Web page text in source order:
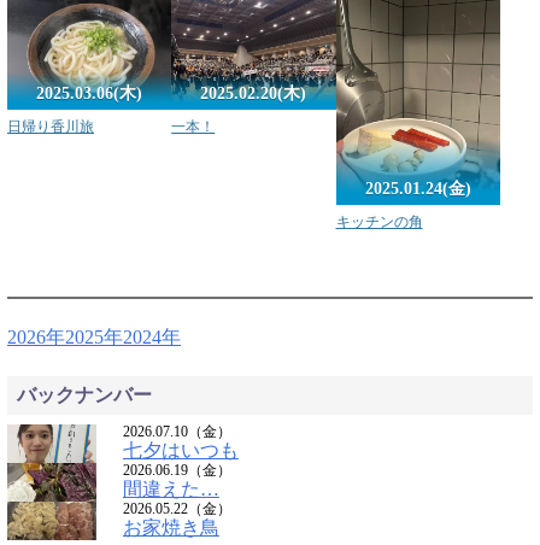
2025.03.06(木)
日帰り香川旅
2025.02.20(木)
一本！
2025.01.24(金)
キッチンの角
2026年2025年2024年
バックナンバー
2026.07.10（金）
七夕はいつも
2026.06.19（金）
間違えた…
2026.05.22（金）
お家焼き鳥